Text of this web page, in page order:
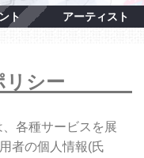
ト アーティスト
リシー
、各種サービスを展
者の個人情報(氏